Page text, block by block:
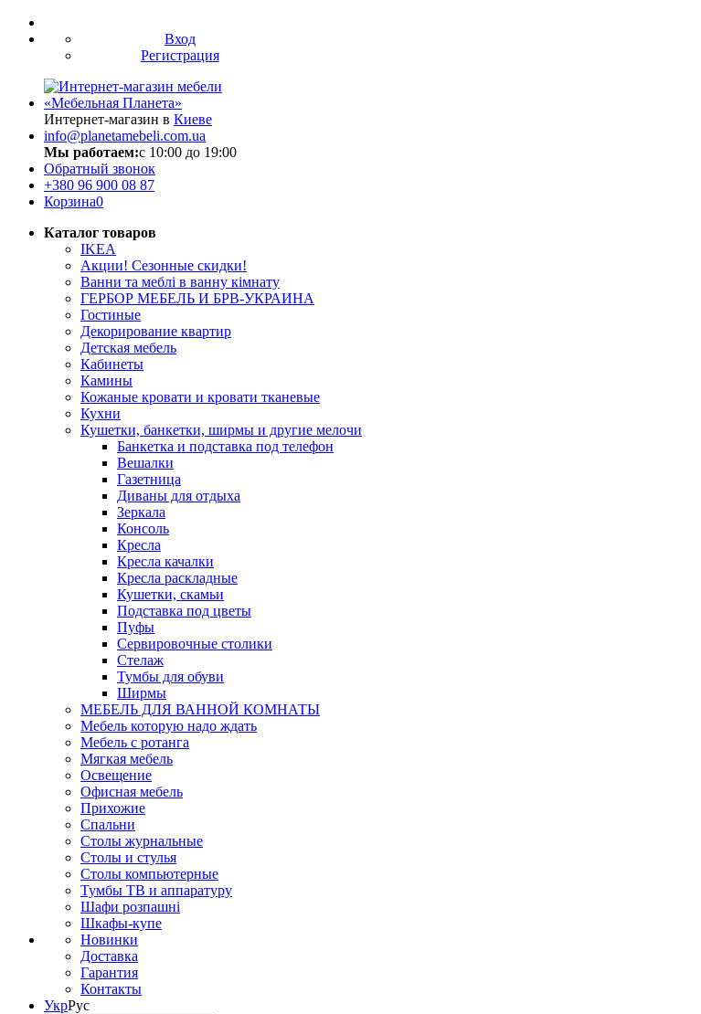
Вход
Регистрация
Интернет-магазин в Киеве
info@planetamebeli.com.ua
Мы работаем:с 10:00 до 19:00
Обратный звонок
+380 96 900 08 87
Корзина0
Каталог товаров
IKEA
Акции! Сезонные скидки!
Ванни та меблі в ванну кімнату
ГЕРБОР МЕБЕЛЬ И БРВ-УКРАИНА
Гостиные
Декорирование квартир
Детская мебель
Кабинеты
Камины
Кожаные кровати и кровати тканевые
Кухни
Кушетки, банкетки, ширмы и другие мелочи
Банкетка и подставка под телефон
Вешалки
Газетница
Диваны для отдыха
Зеркала
Консоль
Кресла
Кресла качалки
Кресла раскладные
Кушетки, скамьи
Подставка под цветы
Пуфы
Сервировочные столики
Стелаж
Тумбы для обуви
Ширмы
МЕБЕЛЬ ДЛЯ ВАННОЙ КОМНАТЫ
Мебель которую надо ждать
Мебель с ротанга
Мягкая мебель
Освещение
Офисная мебель
Прихожие
Спальни
Столы журнальные
Столы и стулья
Столы компьютерные
Тумбы ТВ и аппаратуру
Шафи розпашні
Шкафы-купе
Новинки
Доставка
Гарантия
Контакты
УкрРус